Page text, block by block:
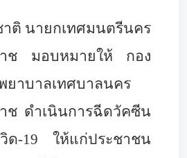
ติ นายกเทศมนตรีนคร
าช มอบหมายให้ กอง
ยาบาลเทศบาลนคร
ช ดำเนินการฉีดวัคซีน
ด-19 ให้แก่ประชาชน